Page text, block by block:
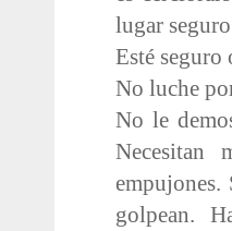
lugar
Esté seguro
No luche
No le
Necesitan
golpean.